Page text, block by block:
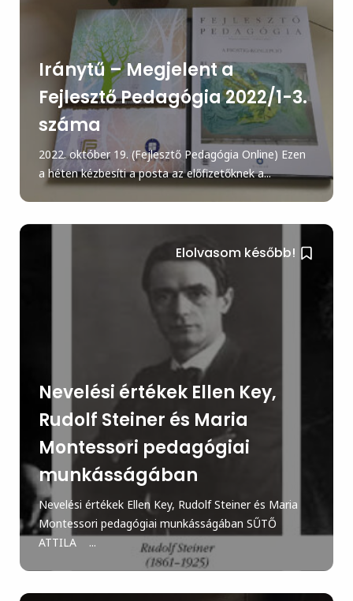
Iránytű – Megjelent a
Fejlesztő Pedagógia 2022/1-3.
száma
2022. október 19. (Fejlesztő Pedagógia Online) Ezen
a héten kézbesíti a posta az előfizetőknek a...
Elolvasom később!
Nevelési értékek Ellen Key,
Rudolf Steiner és Maria
Montessori pedagógiai
munkásságában
Nevelési értékek Ellen Key, Rudolf Steiner és Maria
Montessori pedagógiai munkásságában SŰTŐ
ATTILA ...